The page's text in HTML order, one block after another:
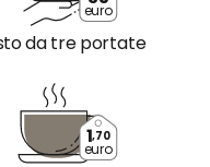
da tre portate
euro
1,70
euro